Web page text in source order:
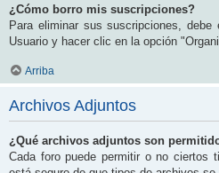
¿Cómo borro mis suscripciones?
Para eliminar sus suscripciones,
Usuario y hacer clic en la opción
Arriba
Archivos Adjuntos
¿Qué archivos adjuntos son
Cada foro puede permitir o no ciertos